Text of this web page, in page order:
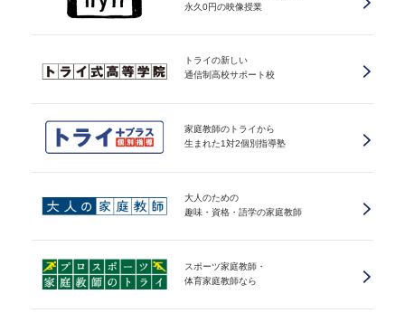
永久0円の映像授業
トライの新しい
通信制高校サポート校
家庭教師のトライから
生まれた1対2個別指導塾
大人のための
趣味・資格・語学の家庭教師
スポーツ家庭教師・
体育家庭教師なら